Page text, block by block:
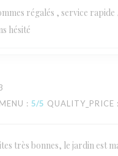
régalés , service rapide
hésité
MENU : 5/5 QUALITY_PRICE
très bonnes, le jardin est